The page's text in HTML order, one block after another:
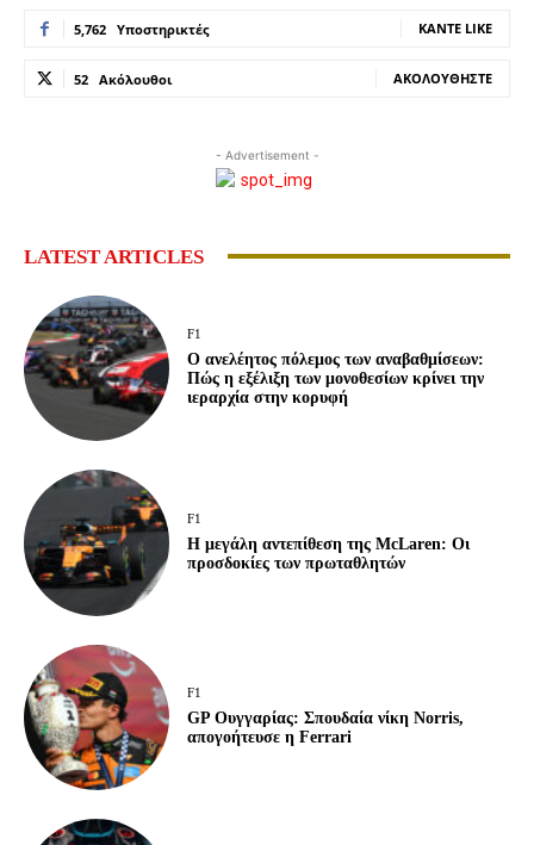
5,762 Υποστηρικτές ΚΆΝΤΕ LIKE
52 Ακόλουθοι ΑΚΟΛΟΥΘΉΣΤΕ
- Advertisement -
LATEST ARTICLES
F1
Ο ανελέητος πόλεμος των αναβαθμίσεων:
Πώς η εξέλιξη των μονοθεσίων κρίνει την
ιεραρχία στην κορυφή
F1
Η μεγάλη αντεπίθεση της McLaren: Οι
προσδοκίες των πρωταθλητών
F1
GP Ουγγαρίας: Σπουδαία νίκη Norris,
απογοήτευσε η Ferrari